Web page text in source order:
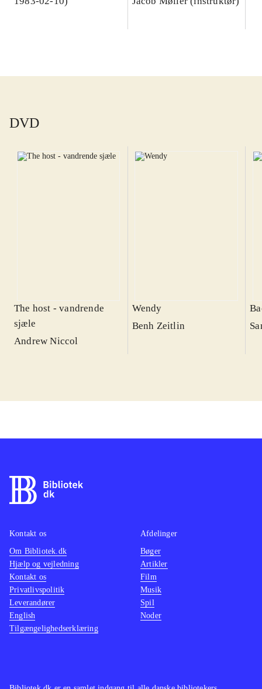
DVD
The host - vandrende
sjæle
Andrew Niccol
Wendy
Benh Zeitlin
Kontakt os
Om Bibliotek.dk
Hjælp og vejledning
Kontakt os
Privatlivspolitik
Leverandører
English
Tilgængelighedserklæring
Afdelinger
Bøger
Artikler
Film
Musik
Spil
Noder